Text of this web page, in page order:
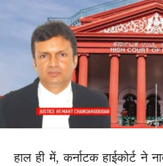
हाल ही में, कर्नाटक हाईकोर्ट ने